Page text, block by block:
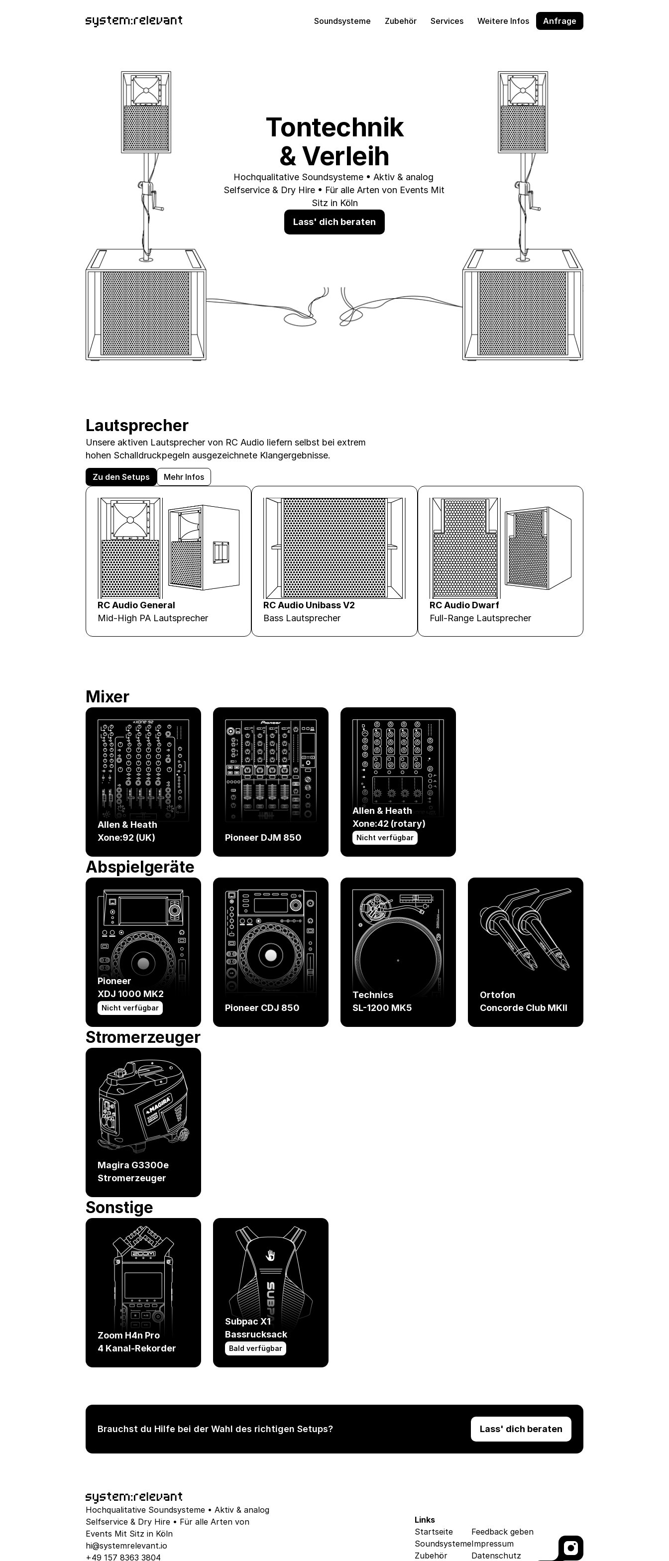
Soundsysteme Zubehör Services Weitere Infos Anfrage
Tontechnik
& Verleih
Hochqualitative Soundsysteme • Aktiv & analog
Selfservice & Dry Hire • Für alle Arten von Events Mit
Sitz in Köln
Lass' dich beraten
Lautsprecher
Unsere aktiven Lautsprecher von RC Audio liefern selbst bei extrem
hohen Schalldruckpegeln ausgezeichnete Klangergebnisse.
Zu den Setups Mehr Infos
RC Audio General
Mid-High PA Lautsprecher
RC Audio Unibass V2
Bass Lautsprecher
RC Audio Dwarf
Full-Range Lautsprecher
Mixer
Allen & Heath
Xone:92 (UK)
Pioneer DJM 850
Allen & Heath
Xone:42 (rotary)
Nicht verfügbar
Abspielgeräte
Pioneer
XDJ 1000 MK2
Nicht verfügbar Pioneer CDJ 850
Technics
SL-1200 MK5
Ortofon
Concorde Club MKII
Stromerzeuger
Magira G3300e
Stromerzeuger
Sonstige
Zoom H4n Pro
4 Kanal-Rekorder
Subpac X1
Bassrucksack
Bald verfügbar
Brauchst du Hilfe bei der Wahl des richtigen Setups? Lass' dich beraten
Hochqualitative Soundsysteme • Aktiv & analog
Selfservice & Dry Hire • Für alle Arten von
Events Mit Sitz in Köln
hi@systemrelevant.io
+49 157 8363 3804
Links
Startseite
Soundsysteme
Zubehör
Feedback geben
Impressum
Datenschutz